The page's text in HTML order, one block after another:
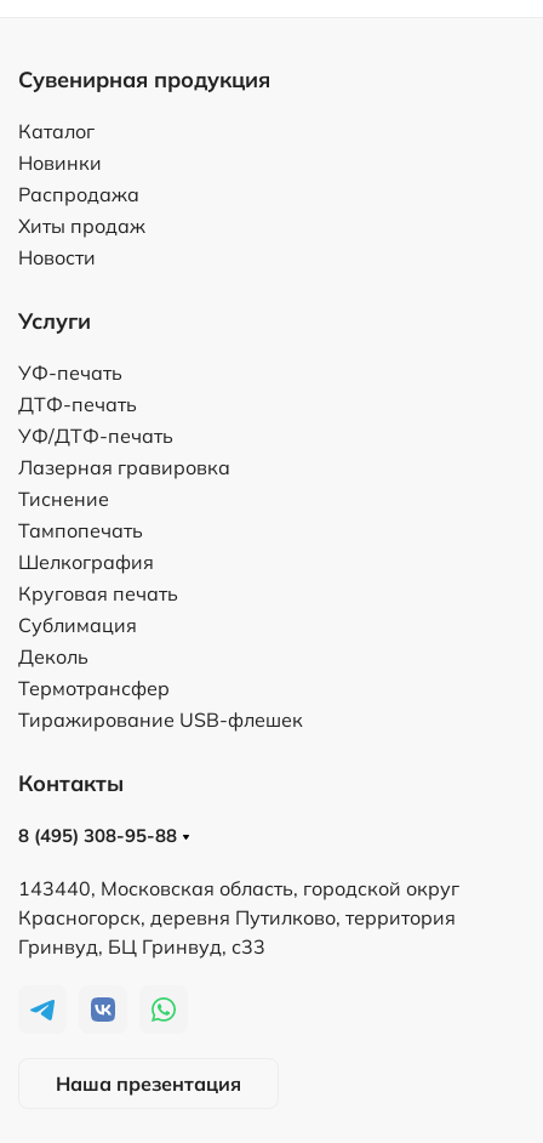
Сувенирная продукция
Каталог
Новинки
Распродажа
Хиты продаж
Новости
Услуги
УФ-печать
ДТФ-печать
УФ/ДТФ-печать
Лазерная гравировка
Тиснение
Тампопечать
Шелкография
Круговая печать
Сублимация
Деколь
Термотрансфер
Тиражирование USB-флешек
Контакты
8 (495) 308-95-88
143440, Московская область, городской округ
Красногорск, деревня Путилково, территория
Гринвуд, БЦ Гринвуд, с33
Наша презентация